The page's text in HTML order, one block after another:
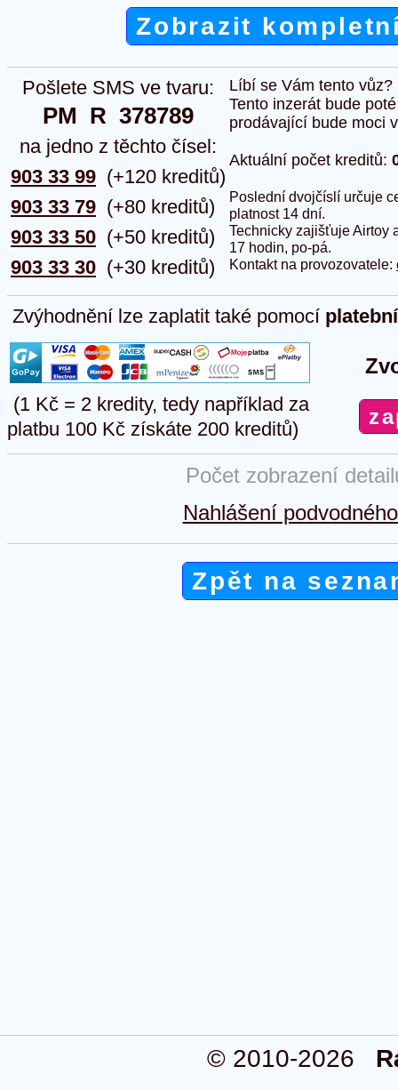
Zobrazit
Pošlete SMS ve tvaru:
PM  R  378789
na jedno z těchto čísel:
903 33 99
903 33 79
903 33 50
903 33 30
(+120 kreditů)
(+80 kreditů)
(+50 kreditů)
(+30 kreditů)
Líbí se Vám tento
Tento inzerát bude
prodávající bude moci
Aktuální počet kreditů:
Poslední dvojčíslí určuje
platnost 14 dní.
Technicky zajišťuje Airtoy
17 hodin, po-pá.
Kontakt na provozovatele:
Zvýhodnění lze zaplatit také pomocí
(1 Kč = 2 kredity, tedy například za
platbu 100 Kč získáte 200 kreditů)
Počet zobrazení
Nahlášení
Zpět na
© 2010-2026